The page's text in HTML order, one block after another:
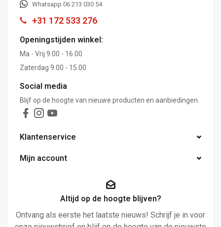
Whatsapp 06 213 030 54
+31 172 533 276
Openingstijden winkel:
Ma - Vrij 9.00 - 16.00
Zaterdag 9.00 - 15.00
Social media
Blijf op de hoogte van nieuwe producten en aanbiedingen.
Klantenservice
Mijn account
Altijd op de hoogte blijven?
Ontvang als eerste het laatste nieuws! Schrijf je in voor